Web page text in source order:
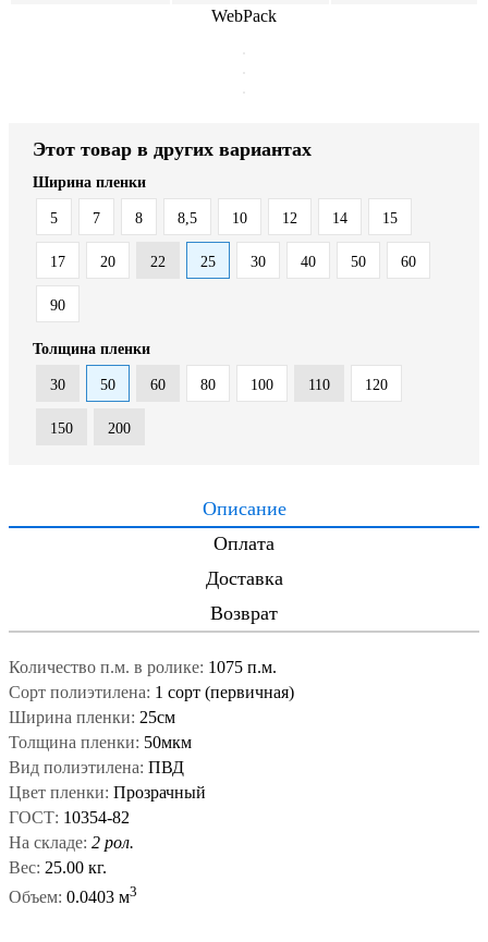
WebPack
Этот товар в других вариантах
Ширина пленки
5 7 8 8,5 10 12 14 15
17 20 22 25 30 40 50 60
90
Толщина пленки
30 50 60 80 100 110 120
150 200
Описание
Оплата
Доставка
Возврат
Количество п.м. в ролике: 1075 п.м.
Сорт полиэтилена: 1 сорт (первичная)
Ширина пленки: 25см
Толщина пленки: 50мкм
Вид полиэтилена: ПВД
Цвет пленки: Прозрачный
ГОСТ: 10354-82
На складе: 2 рол.
Вес: 25.00 кг.
Объем: 0.0403 м3